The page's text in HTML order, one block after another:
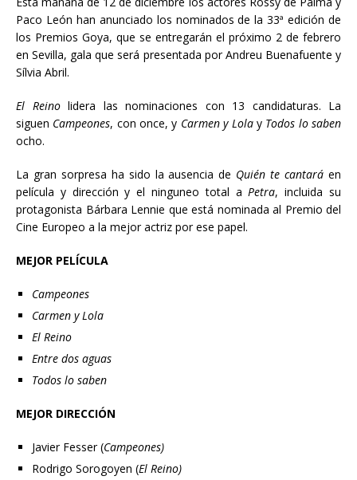
Paco León han anunciado los nominados de la 33ª edición de
los Premios Goya, que se entregarán el próximo 2 de febrero
en Sevilla, gala que será presentada por Andreu Buenafuente y
Sílvia Abril.
El Reino lidera las nominaciones con 13 candidaturas. La
siguen Campeones, con once, y Carmen y Lolay Todos lo saben
ocho.
La gran sorpresa ha sido la ausencia de Quién te cantará en
película y dirección y el ninguneo total aPetra, incluida su
protagonista Bárbara Lennie que está nominada al Premio del
Cine Europeo a la mejor actriz por ese papel.
MEJOR PELÍCULA
Campeones
Carmen y Lola
El Reino
Entre dos aguas
Todos lo saben
MEJOR DIRECCIÓN
Javier Fesser (Campeones)
Rodrigo Sorogoyen (El Reino)